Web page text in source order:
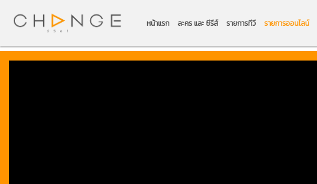
หน้าแรก ละคร และ ซีรีส์ รายการทีวี รายการออนไลน์